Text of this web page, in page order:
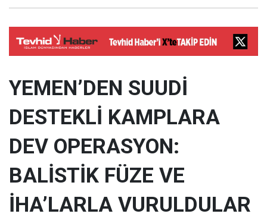
YEMEN’DEN SUUDİ
DESTEKLİ KAMPLARA
DEV OPERASYON:
BALİSTİK FÜZE VE
İHA’LARLA VURULDULAR